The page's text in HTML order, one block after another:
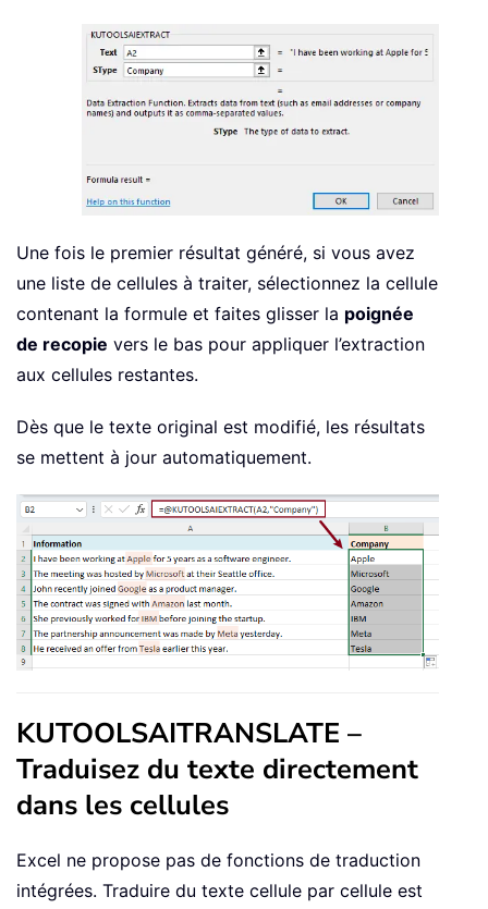
Une fois le premier résultat généré, si vous avez
une liste de cellules à traiter, sélectionnez la cellule
contenant la formule et faites glisser la poignée
de recopie vers le bas pour appliquer l’extraction
aux cellules restantes.
Dès que le texte original est modifié, les résultats
se mettent à jour automatiquement.
KUTOOLSAITRANSLATE –
Traduisez du texte directement
dans les cellules
Excel ne propose pas de fonctions de traduction
intégrées. Traduire du texte cellule par cellule est